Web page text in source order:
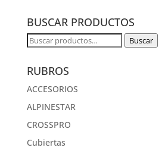
BUSCAR PRODUCTOS
Buscar
Buscar
RUBROS
ACCESORIOS
ALPINESTAR
CROSSPRO
Cubiertas